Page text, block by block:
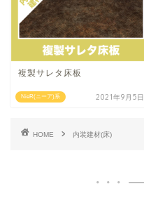
NieR(ニーア)系
複製サレタ床板
2021年9月5日
HOME 内装建材(床)